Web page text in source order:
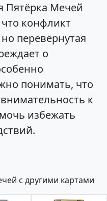
Пятёрка Мечей
конфликт
перевёрнутая
о
понимать, что
к
избежать
с другими картами